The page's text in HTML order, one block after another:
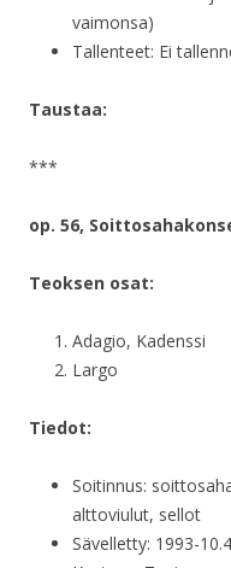
vaimonsa)
Tallenteet: Ei
Taustaa:
***
op. 56,
Teoksen osat:
Adagio, Kadenssi
Largo
Tiedot:
Soitinnus:
alttoviulut, sellot
Sävelletty: 1993-